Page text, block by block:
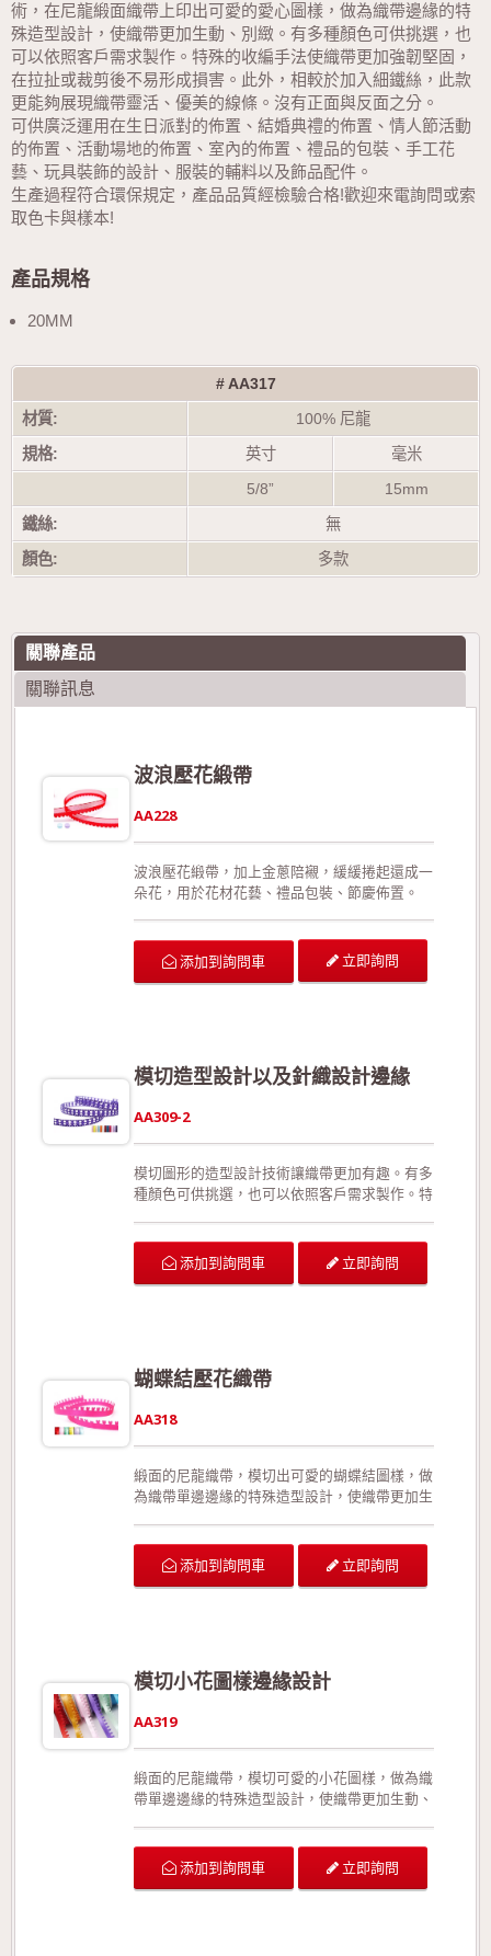
術，在尼龍緞面織帶上印出可愛的愛心圖樣，做為織帶邊緣的特
殊造型設計，使織帶更加生動、別緻。有多種顏色可供挑選，也
可以依照客戶需求製作。特殊的收編手法使織帶更加強韌堅固，
在拉扯或裁剪後不易形成損害。此外，相較於加入細鐵絲，此款
更能夠展現織帶靈活、優美的線條。沒有正面與反面之分。
可供廣泛運用在生日派對的佈置、結婚典禮的佈置、情人節活動
的佈置、活動場地的佈置、室內的佈置、禮品的包裝、手工花
藝、玩具裝飾的設計、服裝的輔料以及飾品配件。
生產過程符合環保規定，產品品質經檢驗合格!歡迎來電詢問或索
取色卡與樣本!
產品規格
20MM
# AA317
材質:
100% 尼龍
規格:
英寸
毫米
5/8”
15mm
鐵絲:
無
顏色:
多款
關聯產品
關聯訊息
波浪壓花緞帶
AA228
波浪壓花緞帶，加上金蔥陪襯，緩緩捲起還成一
朵花，用於花材花藝、禮品包裝、節慶佈置。
添加到詢問車 立即詢問
模切造型設計以及針織設計邊緣
AA309-2
模切圖形的造型設計技術讓織帶更加有趣。有多
種顏色可供挑選，也可以依照客戶需求製作。特
此款更能夠展現織帶靈活、優美的線條。沒有正
合格!歡迎來電詢問或索取色卡與樣本!
添加到詢問車 立即詢問
蝴蝶結壓花織帶
AA318
緞面的尼龍織帶，模切出可愛的蝴蝶結圖樣，做
為織帶單邊邊緣的特殊造型設計，使織帶更加生
固，在拉扯或裁剪後不易形成損害。此外，相較
料以及飾品配件。 生產過程符合環保規定，產
樣本!
添加到詢問車 立即詢問
模切小花圖樣邊緣設計
AA319
緞面的尼龍織帶，模切可愛的小花圖樣，做為織
帶單邊邊緣的特殊造型設計，使織帶更加生動、
在拉扯或裁剪後不易形成損害。此外，相較於加
添加到詢問車 立即詢問